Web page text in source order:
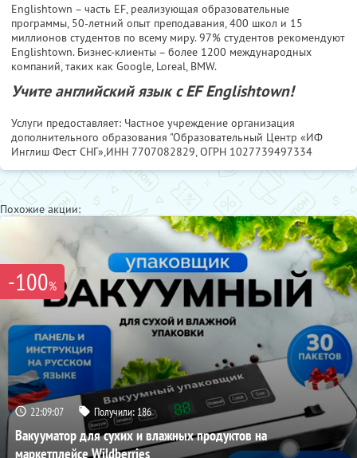
Englishtown – часть EF, реализующая образовательные
программы, 50-летний опыт преподавания, 400 школ и 15
миллионов студентов по всему миру. 97% студентов рекомендуют
Englishtown. Бизнес-клиенты – более 1200 международных
компаний, таких как Google, Loreal, BMW.
Учите английский язык с EF Englishtown!
Услуги предоставляет: Частное учреждение организация
дополнительного образования "Образовательный Центр «ИФ
Инглиш Фест СНГ»,ИНН 7707082829, ОГРН 1027739497334
Похожие акции:
-100%
22:09:05 Получили: 186
Вакууматор для сухих и влажных продуктов на
маркетплейсе Wildberries